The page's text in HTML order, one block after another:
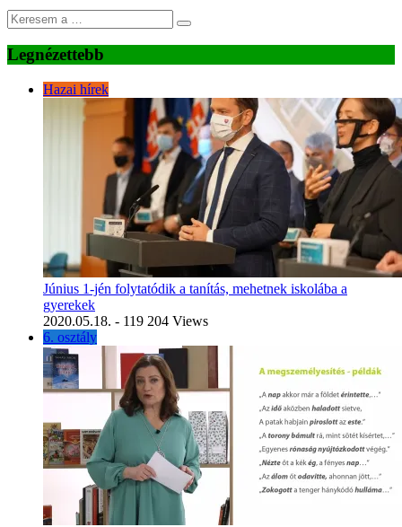
Legnézettebb
Hazai hírek
Június 1-jén folytatódik a tanítás, mehetnek iskolába a
gyerekek
2020.05.18. - 119 204 Views
6. osztály